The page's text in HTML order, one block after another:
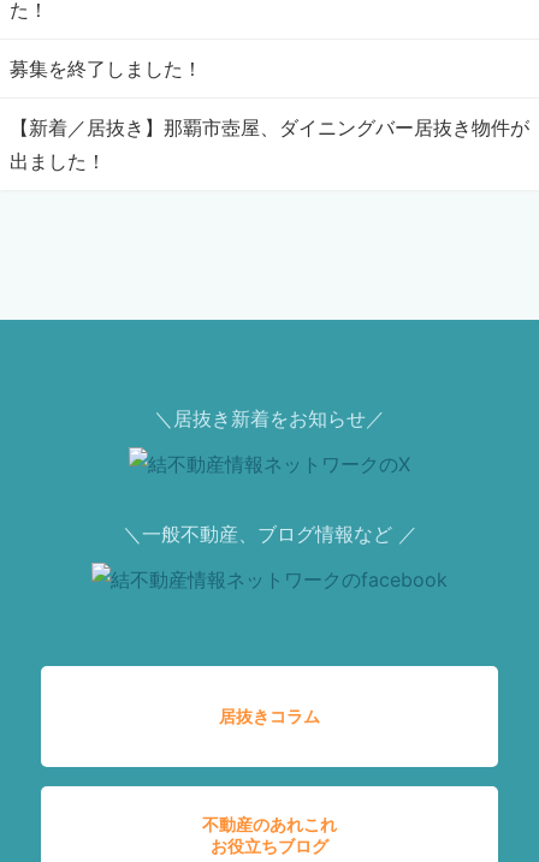
た！
募集を終了しました！
【新着／居抜き】那覇市壺屋、ダイニングバー居抜き物件が
出ました！
＼居抜き新着をお知らせ／
＼一般不動産、ブログ情報など ／
居抜きコラム
不動産のあれこれ
お役立ちブログ